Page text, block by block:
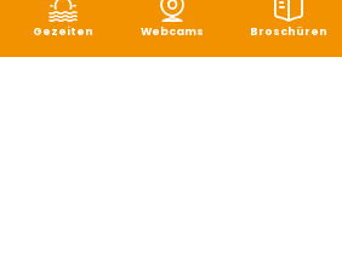
Gezeiten Webcams Broschüren